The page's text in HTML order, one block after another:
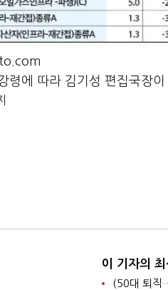
에 따라 김기성 편집국장이
이 기자의 최